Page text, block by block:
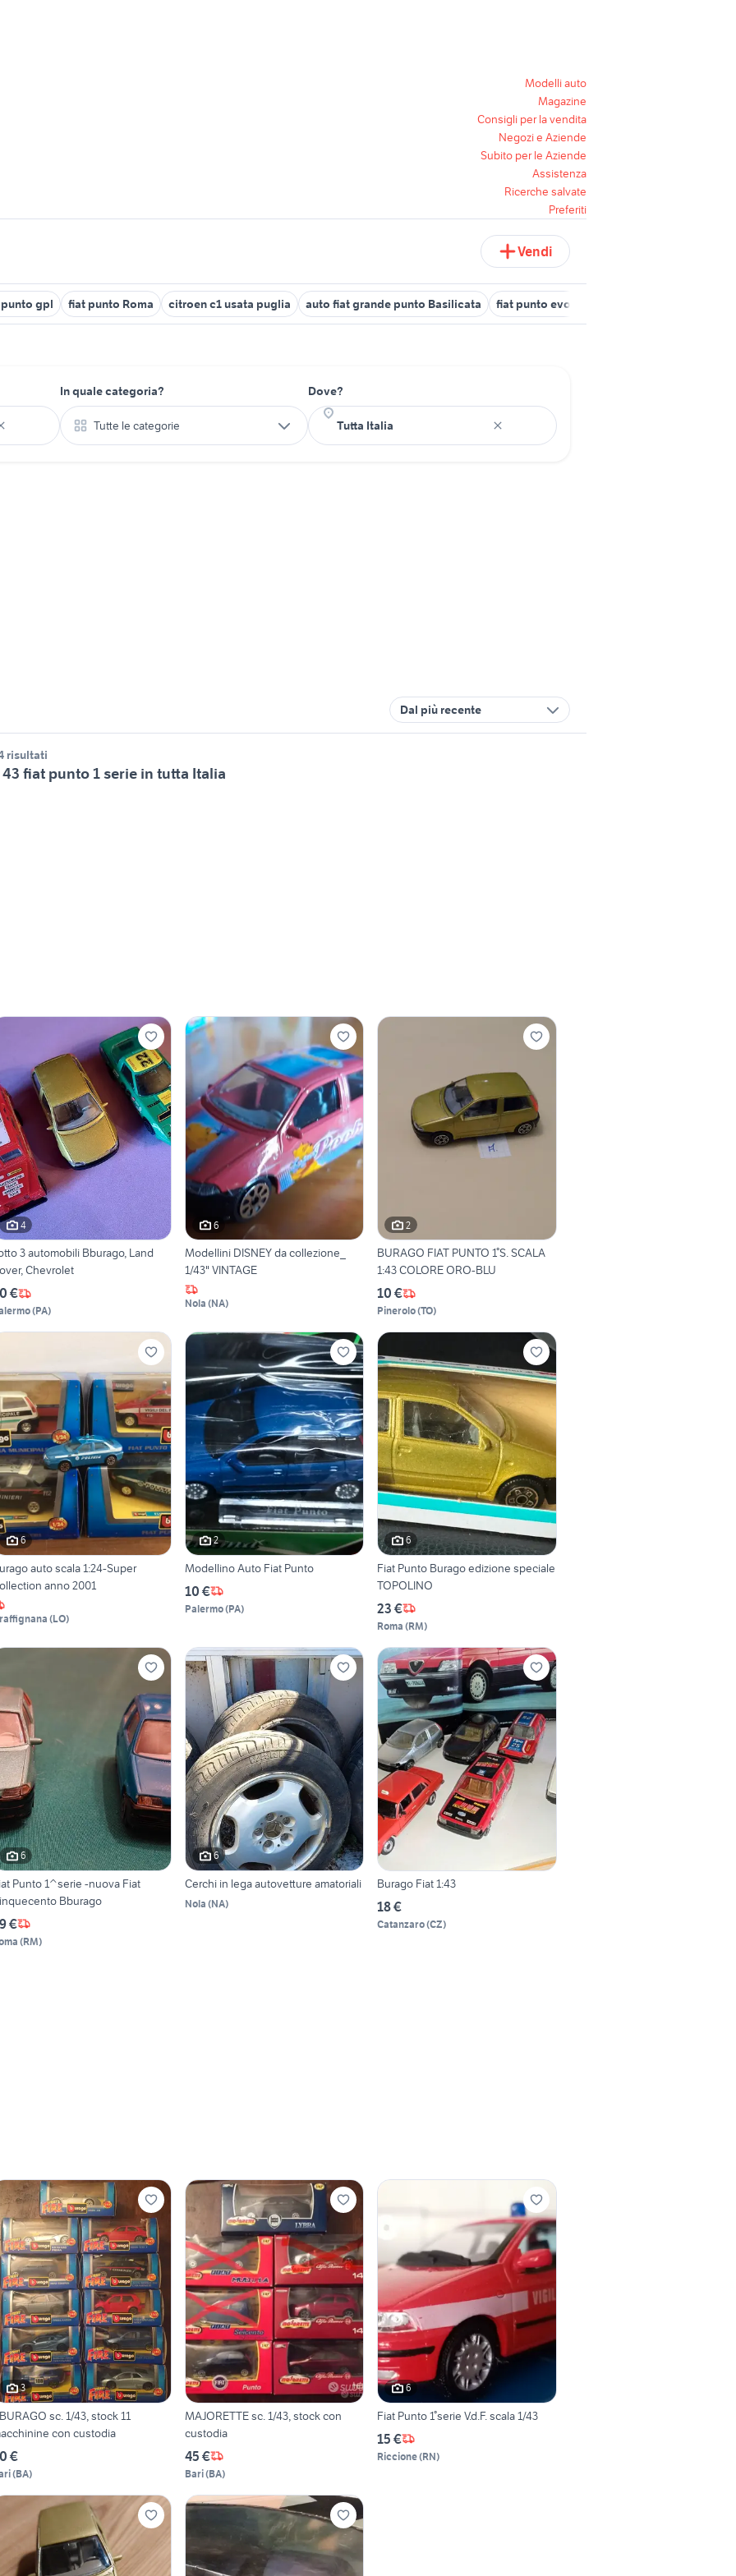
Modelli auto
Magazine
Consigli per la vendita
Negozi e Aziende
Subito per le Aziende
Assistenza
Ricerche salvate
Preferiti
Vendi
gpl fiat punto Roma citroen c1 usata puglia auto fiat grande punto Basilicata fiat punto evo in lazio
In quale categoria?
Tutte le categorie
Dove?
Dal più recente
risultati
43 fiat punto 1 serie in tutta Italia
4
3 automobili Bburago, Land
Chevrolet
€
(PA)
6
Modellini DISNEY da collezione_
1/43" VINTAGE
Nola (NA)
2
BURAGO FIAT PUNTO 1°S. SCALA
1:43 COLORE ORO-BLU
10 €
Pinerolo(TO)
6
auto scala 1:24-Super
Collection anno 2001
(LO)
2
Modellino Auto Fiat Punto
10 €
Palermo(PA)
6
Fiat Punto Burago edizione speciale
TOPOLINO
23 €
Roma (RM)
6
Punto 1^serie -nuova Fiat
Bburago
€
(RM)
6
Cerchi in lega autovetture amatoriali
Nola (NA)
Burago Fiat 1:43
18 €
Catanzaro(CZ)
3
sc. 1/43, stock 11
con custodia
€
(BA)
MAJORETTE sc. 1/43, stock con
custodia
45 €
Bari(BA)
6
Fiat Punto 1°serie V.d.F. scala 1/43
15 €
Riccione(RN)